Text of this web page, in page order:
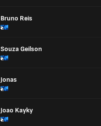
Bruno Reis
Souza Geilson
Jonas
Joao Kayky